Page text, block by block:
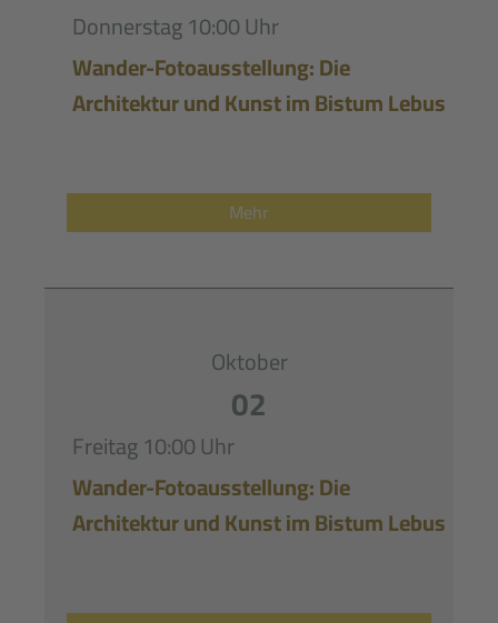
Donnerstag10:00 Uhr
Wander-Fotoausstellung: Die
Architektur und Kunst im Bistum Lebus
Mehr
Oktober
02
Freitag10:00 Uhr
Wander-Fotoausstellung: Die
Architektur und Kunst im Bistum Lebus